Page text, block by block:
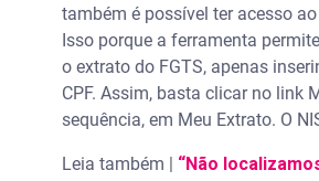
também é possível ter acesso
Isso porque a ferramenta
o extrato do FGTS, apenas
CPF. Assim, basta clicar no link
sequência, em Meu Extrato. O
Leia também | “Não